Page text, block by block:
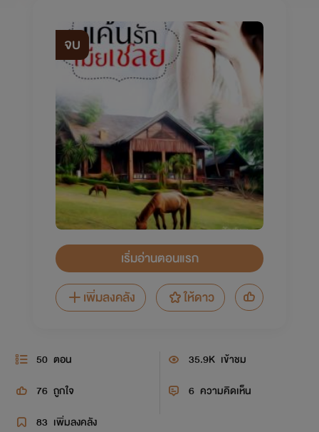
จบ
เริ่มอ่านตอนแรก
เพิ่มลงคลัง
ให้ดาว
50 ตอน 35.9K เข้าชม
76 ถูกใจ 6 ความคิดเห็น
83 เพิ่มลงคลัง